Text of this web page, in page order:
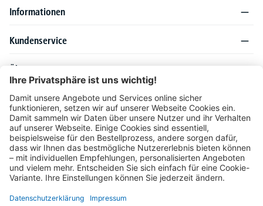
Informationen
Kundenservice
Über DELTA-V
Produktsortiment
Ratgeber
Folgen Sie uns auch auf
Unser Angebot richtet sich ausschließlich an Industrie, Handel, Gewerbe und